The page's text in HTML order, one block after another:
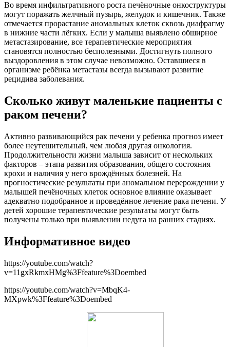
Во время инфильтративного роста печёночные онкоструктуры
могут поражать желчный пузырь, желудок и кишечник. Также
отмечается прорастание аномальных клеток сквозь диафрагму
в нижние части лёгких. Если у малыша выявлено обширное
метастазирование, все терапевтические мероприятия
становятся полностью бесполезными. Достигнуть полного
выздоровления в этом случае невозможно. Оставшиеся в
организме ребёнка метастазы всегда вызывают развитие
рецидива заболевания.
Сколько живут маленькие пациенты с
раком печени?
Активно развивающийся рак печени у ребенка прогноз имеет
более неутешительный, чем любая другая онкология.
Продолжительности жизни малыша зависит от нескольких
факторов – этапа развития образования, общего состояния
крохи и наличия у него врождённых болезней. На
прогностические результаты при аномальном перерождении у
малышей печёночных клеток основное влияние оказывает
адекватно подобранное и проведённое лечение рака печени. У
детей хорошие терапевтические результаты могут быть
получены только при выявлении недуга на ранних стадиях.
Информативное видео
https://youtube.com/watch?
v=11gxRkmxHMg%3Ffeature%3Doembed
https://youtube.com/watch?v=MbqK4-
MXpwk%3Ffeature%3Doembed